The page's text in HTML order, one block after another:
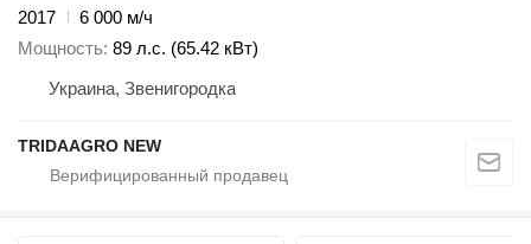
2017
6 000 м/ч
Мощность 89 л.с. (65.42 кВт)
Украина, Звенигородка
TRIDAAGRO NEW